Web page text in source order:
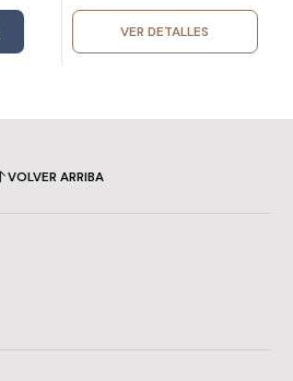
VER DETALLES
VOLVER ARRIBA